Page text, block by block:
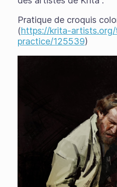
Pratique de croquis
(https://krita-
practice/125539)